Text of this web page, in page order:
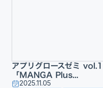
アプリグロースゼミ
「MANGA Plus...
2025.11.05